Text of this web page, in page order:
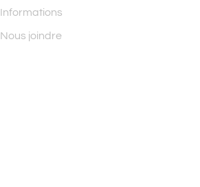
Informations
Nous joindre